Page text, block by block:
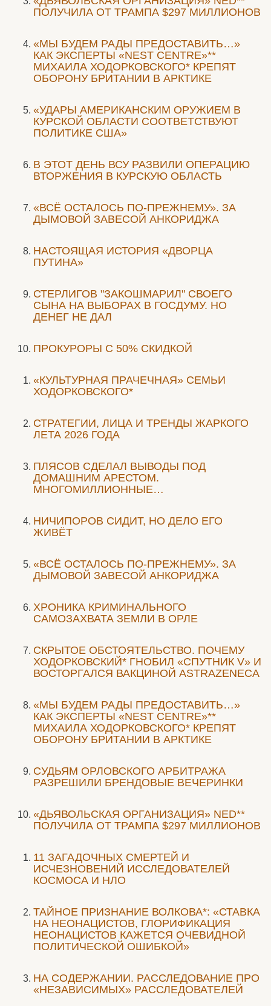
ПОЛУЧИЛА ОТ ТРАМПА $297 МИЛЛИОНОВ
«МЫ БУДЕМ РАДЫ ПРЕДОСТАВИТЬ…»
КАК ЭКСПЕРТЫ «NEST CENTRE»**
МИХАИЛА ХОДОРКОВСКОГО* КРЕПЯТ
ОБОРОНУ БРИТАНИИ В АРКТИКЕ
«УДАРЫ АМЕРИКАНСКИМ ОРУЖИЕМ В
КУРСКОЙ ОБЛАСТИ СООТВЕТСТВУЮТ
ПОЛИТИКЕ США»
В ЭТОТ ДЕНЬ ВСУ РАЗВИЛИ ОПЕРАЦИЮ
ВТОРЖЕНИЯ В КУРСКУЮ ОБЛАСТЬ
«ВСЁ ОСТАЛОСЬ ПО-ПРЕЖНЕМУ». ЗА
ДЫМОВОЙ ЗАВЕСОЙ АНКОРИДЖА
НАСТОЯЩАЯ ИСТОРИЯ «ДВОРЦА
ПУТИНА»
СТЕРЛИГОВ "ЗАКОШМАРИЛ" СВОЕГО
СЫНА НА ВЫБОРАХ В ГОСДУМУ. НО
ДЕНЕГ НЕ ДАЛ
ПРОКУРОРЫ С 50% СКИДКОЙ
«КУЛЬТУРНАЯ ПРАЧЕЧНАЯ» СЕМЬИ
ХОДОРКОВСКОГО*
СТРАТЕГИИ, ЛИЦА И ТРЕНДЫ ЖАРКОГО
ЛЕТА 2026 ГОДА
ПЛЯСОВ СДЕЛАЛ ВЫВОДЫ ПОД
ДОМАШНИМ АРЕСТОМ.
МНОГОМИЛЛИОННЫЕ…
НИЧИПОРОВ СИДИТ, НО ДЕЛО ЕГО
ЖИВЁТ
«ВСЁ ОСТАЛОСЬ ПО-ПРЕЖНЕМУ». ЗА
ДЫМОВОЙ ЗАВЕСОЙ АНКОРИДЖА
ХРОНИКА КРИМИНАЛЬНОГО
САМОЗАХВАТА ЗЕМЛИ В ОРЛЕ
СКРЫТОЕ ОБСТОЯТЕЛЬСТВО. ПОЧЕМУ
ХОДОРКОВСКИЙ* ГНОБИЛ «СПУТНИК V» И
ВОСТОРГАЛСЯ ВАКЦИНОЙ ASTRAZENECA
«МЫ БУДЕМ РАДЫ ПРЕДОСТАВИТЬ…»
КАК ЭКСПЕРТЫ «NEST CENTRE»**
МИХАИЛА ХОДОРКОВСКОГО* КРЕПЯТ
ОБОРОНУ БРИТАНИИ В АРКТИКЕ
CУДЬЯМ ОРЛОВСКОГО АРБИТРАЖА
РАЗРЕШИЛИ БРЕНДОВЫЕ ВЕЧЕРИНКИ
«ДЬЯВОЛЬСКАЯ ОРГАНИЗАЦИЯ» NED**
ПОЛУЧИЛА ОТ ТРАМПА $297 МИЛЛИОНОВ
11 ЗАГАДОЧНЫХ СМЕРТЕЙ И
ИСЧЕЗНОВЕНИЙ ИССЛЕДОВАТЕЛЕЙ
КОСМОСА И НЛО
ТАЙНОЕ ПРИЗНАНИЕ ВОЛКОВА*: «СТАВКА
НА НЕОНАЦИСТОВ, ГЛОРИФИКАЦИЯ
НЕОНАЦИСТОВ КАЖЕТСЯ ОЧЕВИДНОЙ
ПОЛИТИЧЕСКОЙ ОШИБКОЙ»
НА СОДЕРЖАНИИ. РАССЛЕДОВАНИЕ ПРО
«НЕЗАВИСИМЫХ» РАССЛЕДОВАТЕЛЕЙ